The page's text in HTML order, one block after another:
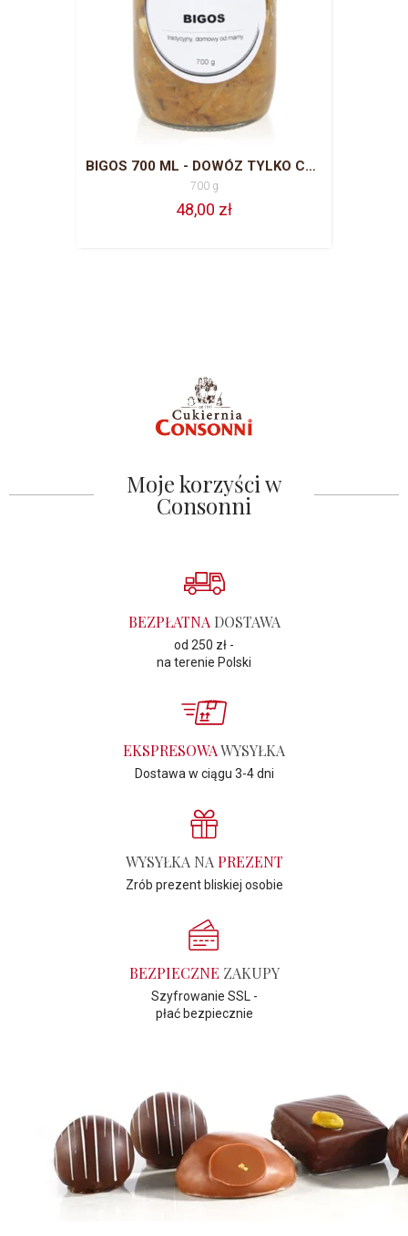
BIGOS 700 ML - DOWÓZ TYLKO CZĘSTOCHOWA
700 g
48,00 zł
Moje korzyści w
Consonni
BEZPŁATNA DOSTAWA
od 250 zł -
na terenie Polski
EKSPRESOWAWYSYŁKA
Dostawa w ciągu 3-4 dni
WYSYŁKA NA PREZENT
Zrób prezent bliskiej osobie
BEZPIECZNE ZAKUPY
Szyfrowanie SSL -
płać bezpiecznie